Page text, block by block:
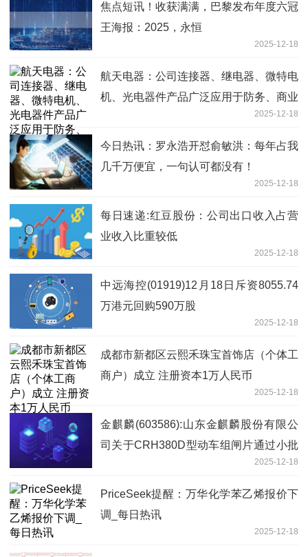
焦点短讯！收获满满，巴黎发布年度六冠
王海报：2025，永恒
2025-12-18
航天电器：公司连接器、继电器、微特电
机、光电器件产品广泛应用于防务、商业
2025-12-18
今日热讯：罗永浩开怼俞敏洪：每年占我
几千万便宜，一句认可都没有！
2025-12-18
每日速递:红豆股份：公司出口收入占营
业收入比重较低
2025-12-18
中远海控(01919)12月18日斥资8055.74
万港元回购590万股
2025-12-18
成都市新都区云熙禾珠宝首饰店（个体工
商户）成立 注册资本1万人民币
2025-12-18
金麒麟(603586):山东金麒麟股份有限公
司关于CRH380D型动车组闸片通过小批
2025-12-18
PriceSeek提醒：万华化学苯乙烯报价下
调_每日热讯
2025-12-18